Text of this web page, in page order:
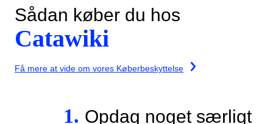
Sådan køber du hos
Catawiki
Få mere at vide om vores Køberbeskyttelse
1. Opdag noget særligt